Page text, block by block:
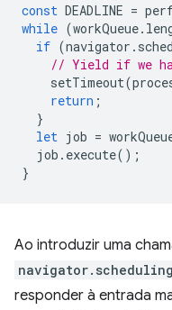
const DEADLINE =
while (workQueue.
if (navigator .
// Yield if we
setTimeout(
return ;
}
let job =
job . execute();
}
Ao introduzir uma
responder à entrada